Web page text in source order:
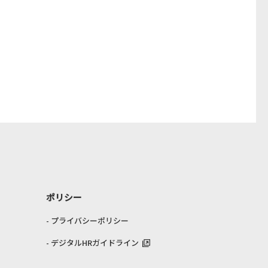
ポリシー
プライバシーポリシー
デジタルHRガイドライン